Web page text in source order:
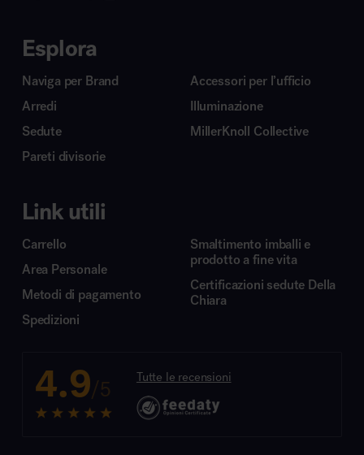
Esplora
Naviga per Brand
Arredi
Sedute
Pareti divisorie
Accessori per l’ufficio
Illuminazione
MillerKnoll Collective
Link utili
Carrello
Area Personale
Metodi di pagamento
Spedizioni
Smaltimento imballi e
prodotto a fine vita
Certificazioni sedute Della
Chiara
4.9/5 Tutte le recensioni